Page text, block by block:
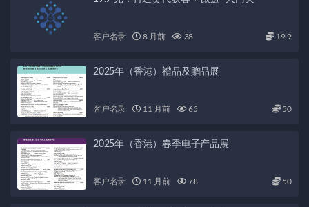
客户名录 8 月前 38 19.9
2025年（香港）禮品及贈品展
客户名录 11 月前 65 50
2025年（香港）春季电子产品展
客户名录 11 月前 78 50